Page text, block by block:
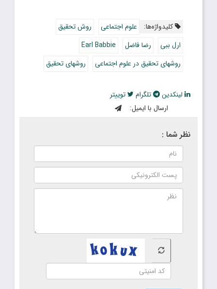
کلیدواژه‌ها: علوم اجتماعی
روش تحقیق
ارل ببی
رضا فاضل
Earl Babbie
روشهای تحقیق در علوم اجتماعی
روشهای تحقیق
لینکدین تلگرام
توییتر
ارسال با ایمیل:
نظر شما :